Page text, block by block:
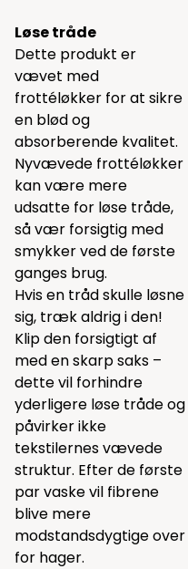
Løse tråde
Dette produkt er
vævet med
frottéløkker for at sikre
en blød og
absorberende kvalitet.
Nyvævede frottéløkker
kan være mere
udsatte for løse tråde,
så vær forsigtig med
smykker ved de første
ganges brug.
Hvis en tråd skulle løsne
sig, træk aldrig i den!
Klip den forsigtigt af
med en skarp saks –
dette vil forhindre
yderligere løse tråde og
påvirker ikke
tekstilernes vævede
struktur. Efter de første
par vaske vil fibrene
blive mere
modstandsdygtige over
for hager.